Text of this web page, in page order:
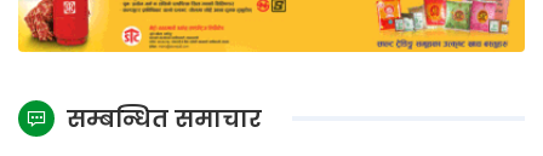
सम्बन्धित समाचार